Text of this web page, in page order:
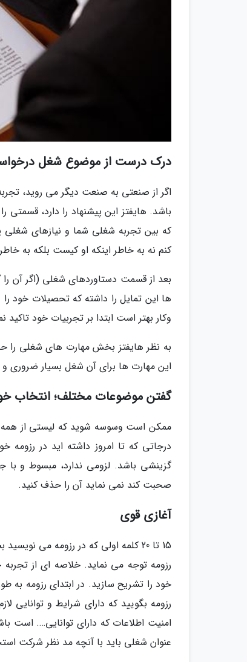
درک درست از موضوع شغل
اگر از صنعتی به صنعت دیگر می روید،
باشد. هایفتز این پیشنهاد را دارد،
که بین تجربه شغلی شما و نیازهای شغلی
کنم نه به خاطر اینکه او کیست بلکه به
بعد از قسمت دستاوردهای شغلی (اگر آن
ها این تمایل را داشته که تحصیلات خود
وکار بهتر است ابتدا بر تجربیات خود
به نظر هایفتز بخش مهارت های شغلی را
این مهارت ها برای آن شغل بسیار ضروری
گفتن موضوعات مختلف؛ انتخاب
ممکن است وسوسه شوید که لیستی از همه
درجاتی که تا امروز داشته اید در رزومه
گزینشی باشد. لزومی ندارد، مبسوط و با
صحبت کند نمی نماید آن را حذف کنید.
آغازی قوی
15 تا 20 کلمه اولی که در رزومه می
رزومه توجه می نماید. خلاصه ای از
خود را تشریح سازید. در ابتدای رزومه به
رزومه بگویید که دارای شرایط و
امنیت اطلاعات که دارای توانایی…. است
عنوان شغلی باید با آنچه مد نظر شرکت